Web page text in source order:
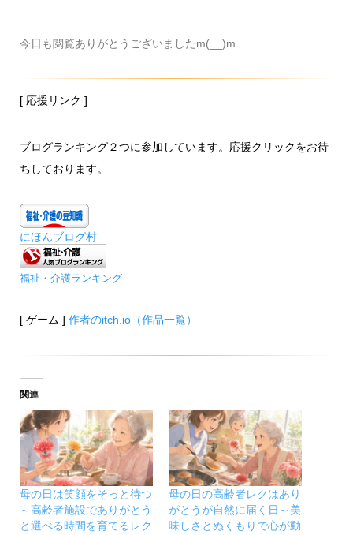
今日も閲覧ありがとうございましたm(__)m
[ 応援リンク ]
ブログランキング２つに参加しています。応援クリックをお待
ちしております。
にほんブログ村
福祉・介護ランキング
[ ゲーム ] 作者のitch.io（作品一覧）
関連
母の日は笑顔をそっと待つ
～高齢者施設でありがとう
と選べる時間を育てるレク
母の日の高齢者レクはあり
がとうが自然に届く日～美
味しさとぬくもりで心が動